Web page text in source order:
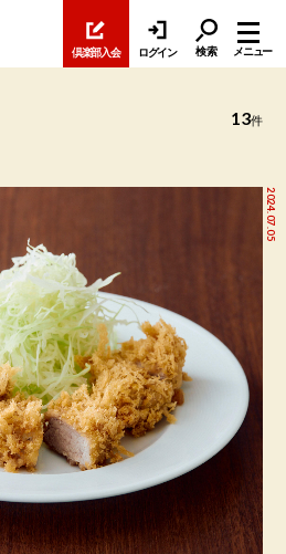
倶楽部入会 ログイン 検索 メニュー
13件
2024.07.05